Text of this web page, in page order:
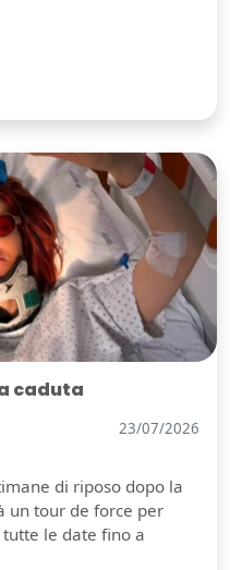
caduta
23/07/2026
di riposo dopo la
un tour de force per
le date fino a